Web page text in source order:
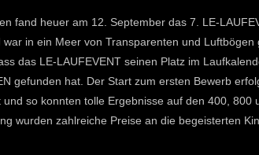
fand heuer am 12. September das 7. LE-
in ein Meer von Transparenten und Luftbögen
das LE-LAUFEVENT seinen Platz im
gefunden hat. Der Start zum ersten Bewerb
so konnten tolle Ergebnisse auf den 400, 800
wurden zahlreiche Preise an die begeisterten